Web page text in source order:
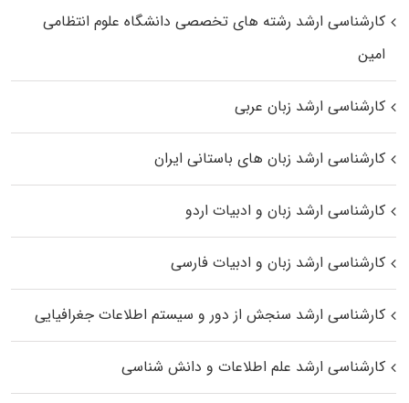
کارشناسی ارشد رﺷﺘﻪ ﻫﺎی تخصصی داﻧﺸﮕﺎه ﻋﻠﻮم انتظامی
اﻣﻴﻦ
کارشناسی ارشد زبان عربی
کارشناسی ارشد زبان‌ های باستانی ایران
کارشناسی ارشد زبان و ادبیات اردو
کارشناسی ارشد زبان و ادبیات فارسی
کارشناسی ارشد سنجش از دور و سیستم اطلاعات جغرافیایی
کارشناسی ارشد علم اطلاعات و دانش شناسی